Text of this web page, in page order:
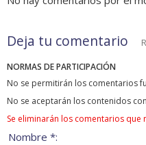
Deja tu comentario
NORMAS DE PARTICIPACIÓN
No se permitirán los comentarios
No se aceptarán los contenidos
Se eliminarán los comentarios que
Nombre *: